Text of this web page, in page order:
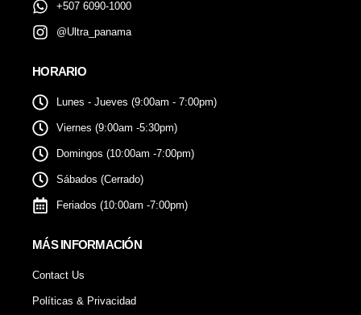
+507 6090-1000
@Ultra_panama
HORARIO
Lunes - Jueves (9:00am - 7:00pm)
Viernes (9:00am -5:30pm)
Domingos (10:00am -7:00pm)
Sábados (Cerrado)
Feriados (10:00am -7:00pm)
MÁS INFORMACIÓN
Contact Us
Políticas & Privacidad